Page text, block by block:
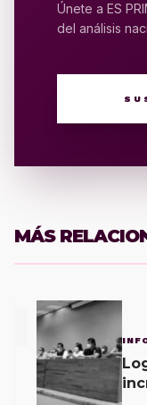
Únete a ES
del análisis
MÁS